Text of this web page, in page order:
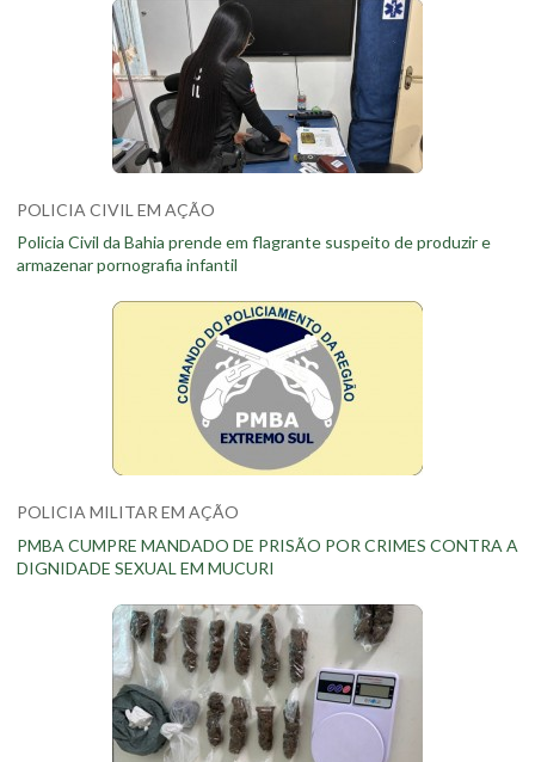
POLICIA CIVIL EM AÇÃO
Policia Civil da Bahia prende em flagrante suspeito de produzir e
armazenar pornografia infantil
POLICIA MILITAR EM AÇÃO
PMBA CUMPRE MANDADO DE PRISÃO POR CRIMES CONTRA A
DIGNIDADE SEXUAL EM MUCURI